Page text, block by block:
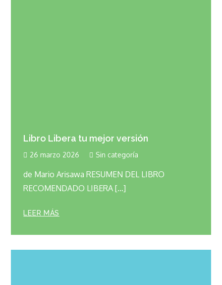
Libro Libera tu mejor versión
26 marzo 2026 Sin categoría
de Mario Arisawa RESUMEN DEL LIBRO
RECOMENDADO LIBERA […]
LEER MÁS